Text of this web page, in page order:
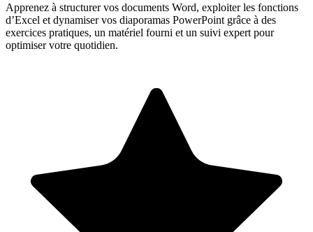
Apprenez à structurer vos documents Word, exploiter les fonctions
d’Excel et dynamiser vos diaporamas PowerPoint grâce à des
exercices pratiques, un matériel fourni et un suivi expert pour
optimiser votre quotidien.